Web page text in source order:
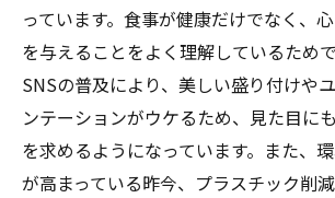
っています。食事が健康だけでなく、
を与えることをよく理解しているためで
SNSの普及により、美しい盛り付けや
ンテーションがウケるため、見た目に
を求めるようになっています。また、
が高まっている昨今、プラスチック削